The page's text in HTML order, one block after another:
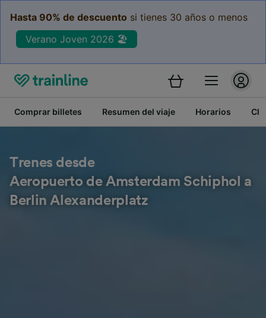
Hasta 90% de descuento si tienes 30 años o menos
Verano Joven 2026 🏖️
Comprar billetes Resumen del viaje Horarios
Trenes desde
Aeropuerto de Amsterdam Schiphol a
Berlin Alexanderplatz